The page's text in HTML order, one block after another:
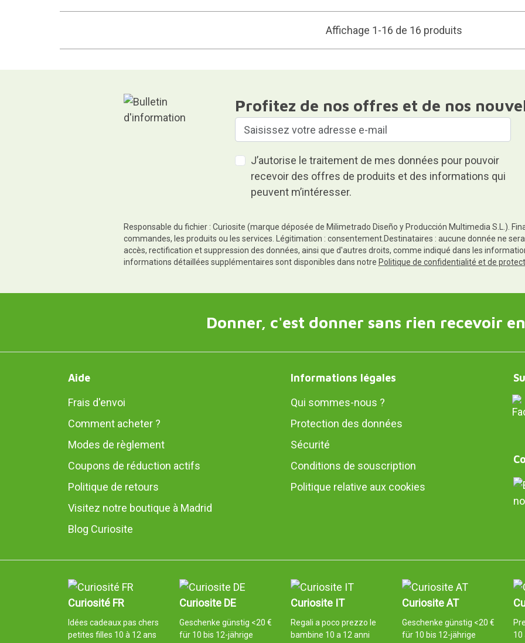
Affichage 1-16 de 16 produits
Profitez de nos offres et de nos
J’autorise le traitement de mes données pour pouvoir
recevoir des offres de produits et des informations qui
peuvent m’intéresser.
Responsable du fichier : Curiosite (marque déposée de Milimetrado Diseño y Producción Multimedia S.L.).
commandes, les produits ou les services. Légitimation : consentement.Destinataires : aucune donnée ne
accès, rectification et suppression des données, ainsi que d'autres droits, comme indiqué dans les
informations détaillées supplémentaires sont disponibles dans notre Politique de confidentialité et de
Donner, c'est donner sans rien recevoir
Aide
Frais d'envoi
Comment acheter ?
Modes de règlement
Coupons de réduction actifs
Politique de retours
Visitez notre boutique à Madrid
Blog Curiosite
Informations légales
Qui sommes-nous ?
Protection des données
Sécurité
Conditions de souscription
Politique relative aux cookies
Curiosité FR
Idées cadeaux pas chers
petites filles 10 à 12 ans
Curiosite DE
Geschenke günstig <20 €
für 10 bis 12-jährige
Curiosite IT
Regali a poco prezzo le
bambine 10 a 12 anni
Curiosite AT
Geschenke günstig <20 €
für 10 bis 12-jährige
10